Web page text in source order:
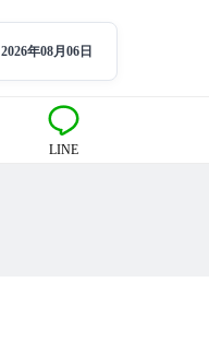
2026年08月06日
LINE